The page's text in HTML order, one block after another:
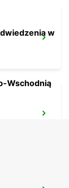
w
Wschodnią